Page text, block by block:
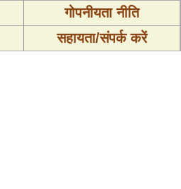
गोपनीयता नीति
सहायता/संपर्क करें